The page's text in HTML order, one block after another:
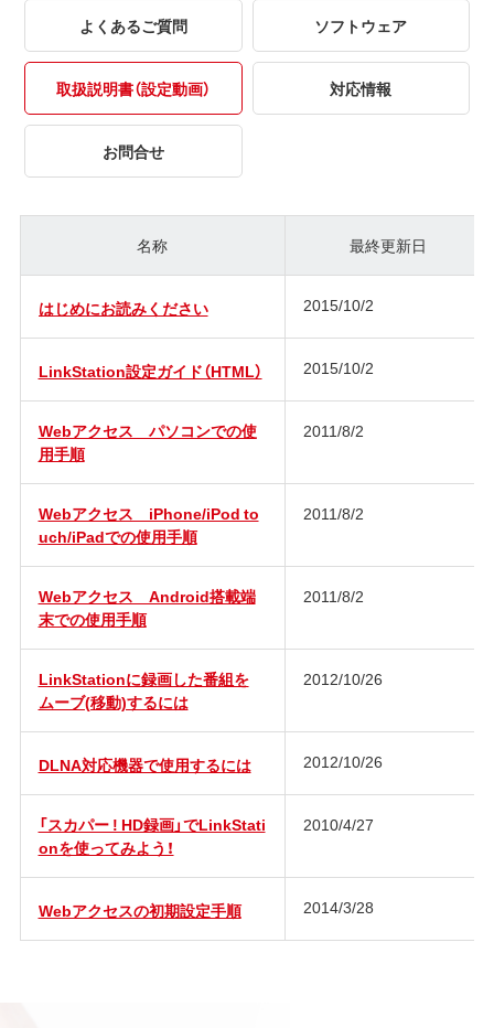
よくあるご質問 ソフトウェア
取扱説明書（設定動画） 対応情報
お問合せ
名称 最終更新日
はじめにお読みください 2015/10/2
LinkStation設定ガイド（HTML） 2015/10/2
Webアクセス パソコンでの使
用手順
2011/8/2
Webアクセス iPhone/iPod to
uch/iPadでの使用手順
2011/8/2
Webアクセス Android搭載端
末での使用手順
2011/8/2
LinkStationに録画した番組を
ムーブ(移動)するには
2012/10/26
DLNA対応機器で使用するには 2012/10/26
「スカパー ! HD録画」でLinkStati
onを使ってみよう！
2010/4/27
Webアクセスの初期設定手順 2014/3/28